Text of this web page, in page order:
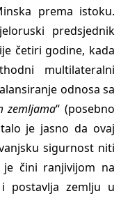
prema istoku.
predsjednik
četiri godine, kada
multilateralni
odnosa sa
zemljama“ (posebno
je jasno da ovaj
sigurnost niti
čini ranjivijom na
postavlja zemlju u